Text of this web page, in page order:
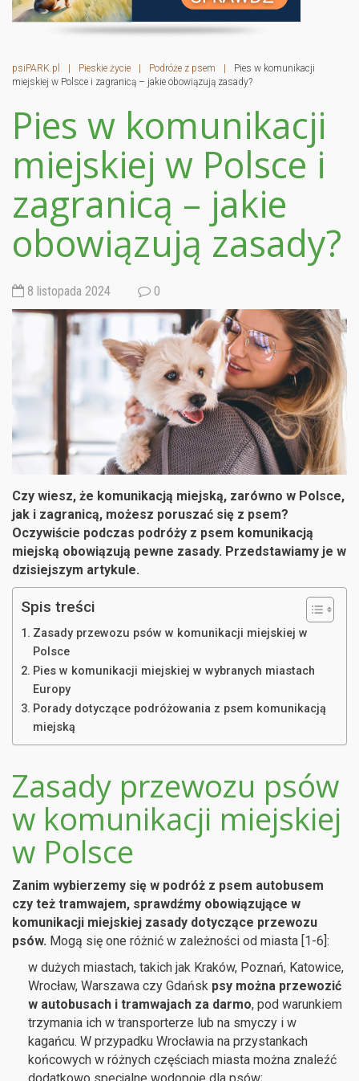
psiPARK.pl | Pieskie życie | Podróże z psem |
Pies w komunikacji
miejskiej w Polsce i zagranicą – jakie obowiązują zasady?
Pies w komunikacji
miejskiej w Polsce i
zagranicą – jakie
obowiązują zasady?
8 listopada 2024 0
Czy wiesz, że komunikacją miejską, zarówno w Polsce,
jak i zagranicą, możesz poruszać się z psem?
Oczywiście podczas podróży z psem komunikacją
miejską obowiązują pewne zasady. Przedstawiamy je w
dzisiejszym artykule.
Spis treści
Zasady przewozu psów w komunikacji miejskiej w
Polsce
Pies w komunikacji miejskiej w wybranych miastach
Europy
Porady dotyczące podróżowania z psem komunikacją
miejską
Zasady przewozu psów
w komunikacji miejskiej
w Polsce
Zanim wybierzemy się w podróż z psem autobusem
czy też tramwajem, sprawdźmy obowiązujące w
komunikacji miejskiej zasady dotyczące przewozu
psów. Mogą się one różnić w zależności od miasta [1-6]:
w dużych miastach, takich jak Kraków, Poznań, Katowice,
Wrocław, Warszawa czy Gdańsk psy można przewozić
w autobusach i tramwajach za darmo, pod warunkiem
trzymania ich w transporterze lub na smyczy i w
kagańcu. W przypadku Wrocławia na przystankach
końcowych w różnych częściach miasta można znaleźć